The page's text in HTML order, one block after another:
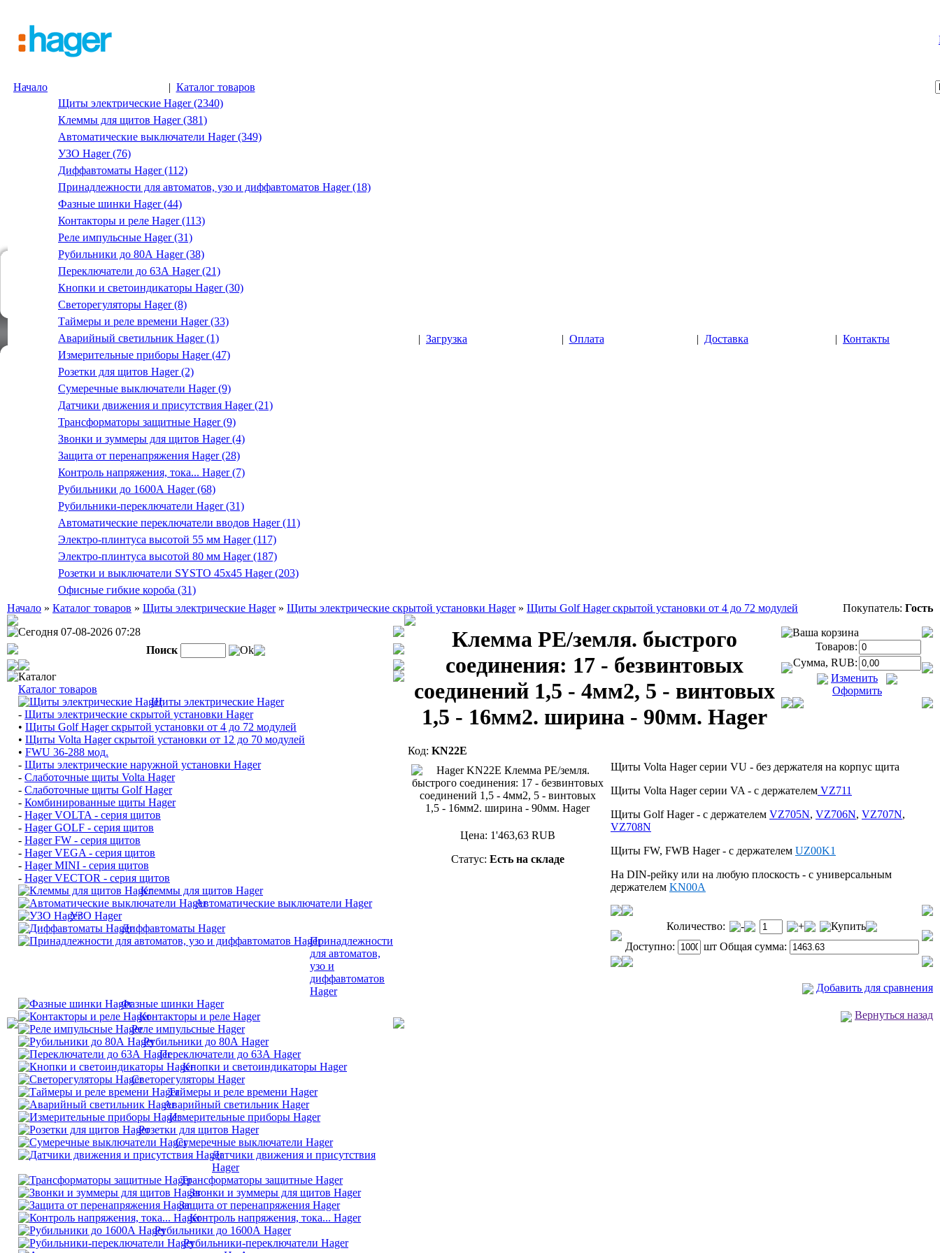
Начало | Каталог товаров
Щиты электрические Hager (2340)
Клеммы для щитов Hager (381)
Автоматические выключатели Hager (349)
УЗО Hager (76)
Диффавтоматы Hager (112)
Принадлежности для автоматов, узо и диффавтоматов Hager (18)
Фазные шинки Hager (44)
Контакторы и реле Hager (113)
Реле импульсные Hager (31)
Рубильники до 80А Hager (38)
Переключатели до 63А Hager (21)
Кнопки и светоиндикаторы Hager (30)
Светорегуляторы Hager (8)
Таймеры и реле времени Hager (33)
Аварийный светильник Hager (1)
Измерительные приборы Hager (47)
Розетки для щитов Hager (2)
Сумеречные выключатели Hager (9)
Датчики движения и присутствия Hager (21)
Трансформаторы защитные Hager (9)
Звонки и зуммеры для щитов Hager (4)
Защита от перенапряжения Hager (28)
Контроль напряжения, тока... Hager (7)
Рубильники до 1600А Hager (68)
Рубильники-переключатели Hager (31)
Автоматические переключатели вводов Hager (11)
Электро-плинтуса высотой 55 мм Hager (117)
Электро-плинтуса высотой 80 мм Hager (187)
Розетки и выключатели SYSTO 45х45 Hager (203)
Офисные гибкие короба (31)
| Загрузка | Оплата | Доставка | Контакты
Начало » Каталог товаров » Щиты электрические Hager» Щиты электрические скрытой установки Hager» Щиты Golf Hager скрытой установки от 4 до 72 модулей Покупатель: Гость
Сегодня 07-08-2026 07:28
Поиск
Ok
Каталог
Каталог товаров
Щиты электрические Hager
- Щиты электрические скрытой установки Hager
• Щиты Golf Hager скрытой установки от 4 до 72 модулей
• Щиты Volta Hager скрытой установки от 12 до 70 модулей
• FWU 36-288 мод.
- Щиты электрические наружной установки Hager
- Слаботочные щиты Volta Hager
- Слаботочные щиты Golf Hager
- Комбинированные щиты Hager
- Hager VOLTA - серия щитов
- Hager GOLF - серия щитов
- Hager FW - серия щитов
- Hager VEGA - серия щитов
- Hager MINI - серия щитов
- Hager VECTOR - серия щитов
Клеммы для щитов Hager
Автоматические выключатели Hager
УЗО Hager
Диффавтоматы Hager
Принадлежности
для автоматов,
узо и
диффавтоматов
Hager
Фазные шинки Hager
Контакторы и реле Hager
Реле импульсные Hager
Рубильники до 80А Hager
Переключатели до 63А Hager
Кнопки и светоиндикаторы Hager
Светорегуляторы Hager
Таймеры и реле времени Hager
Аварийный светильник Hager
Измерительные приборы Hager
Розетки для щитов Hager
Сумеречные выключатели Hager
Датчики движения и присутствия
Hager
Трансформаторы защитные Hager
Звонки и зуммеры для щитов Hager
Защита от перенапряжения Hager
Контроль напряжения, тока... Hager
Рубильники до 1600А Hager
Рубильники-переключатели Hager
Клемма PE/земля. быстрого
соединения: 17 - безвинтовых
соединений 1,5 - 4мм2, 5 - винтовых
1,5 - 16мм2. ширина - 90мм. Hager
Код: KN22E
Ваша корзина
Товаров:
Сумма, RUB:
Изменить
Оформить
Цена: 1'463,63RUB
Статус: Есть на складе
Щиты Volta Hager серии VU - без держателя на корпус щита
Щиты Volta Hager серии VA - c держателем VZ711
Щиты Golf Hager - c держателем VZ705N, VZ706N, VZ707N,
VZ708N
Щиты FW, FWB Hager - c держателем UZ00K1
На DIN-рейку или на любую плоскость - c универсальным
держателем KN00A
Количество: - +
Купить
Доступно:
шт Общая сумма:
Добавить для сравнения
Вернуться назад